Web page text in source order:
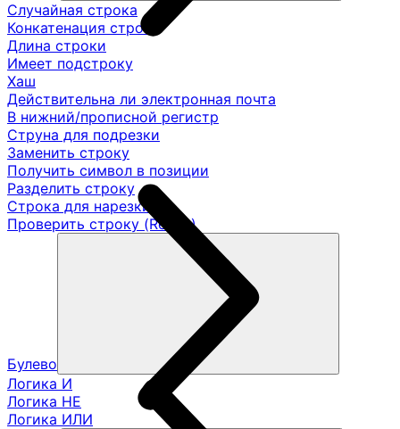
Случайная строка
Конкатенация строк
Длина строки
Имеет подстроку
Хаш
Действительна ли электронная почта
В нижний/прописной регистр
Струна для подрезки
Заменить строку
Получить символ в позиции
Разделить строку
Строка для нарезки
Проверить строку (Regex)
Булево
Логика И
Логика НЕ
Логика ИЛИ